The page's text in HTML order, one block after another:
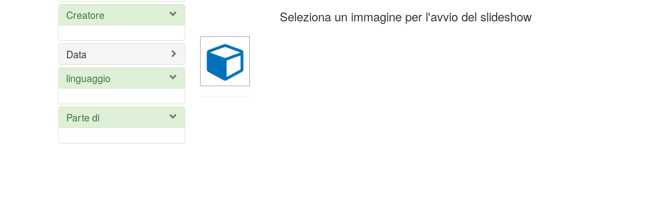
ricerca
Seleziona un immagine per l'avvio del slideshow
Creatore
Data
linguaggio
Parte di